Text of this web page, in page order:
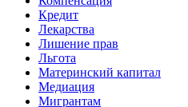
Кредит
Лекарства
Лишение прав
Льгота
Материнский капитал
Медиация
Мигрантам